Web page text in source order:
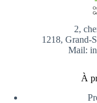
2,
1218, Grand-
Mail:
À